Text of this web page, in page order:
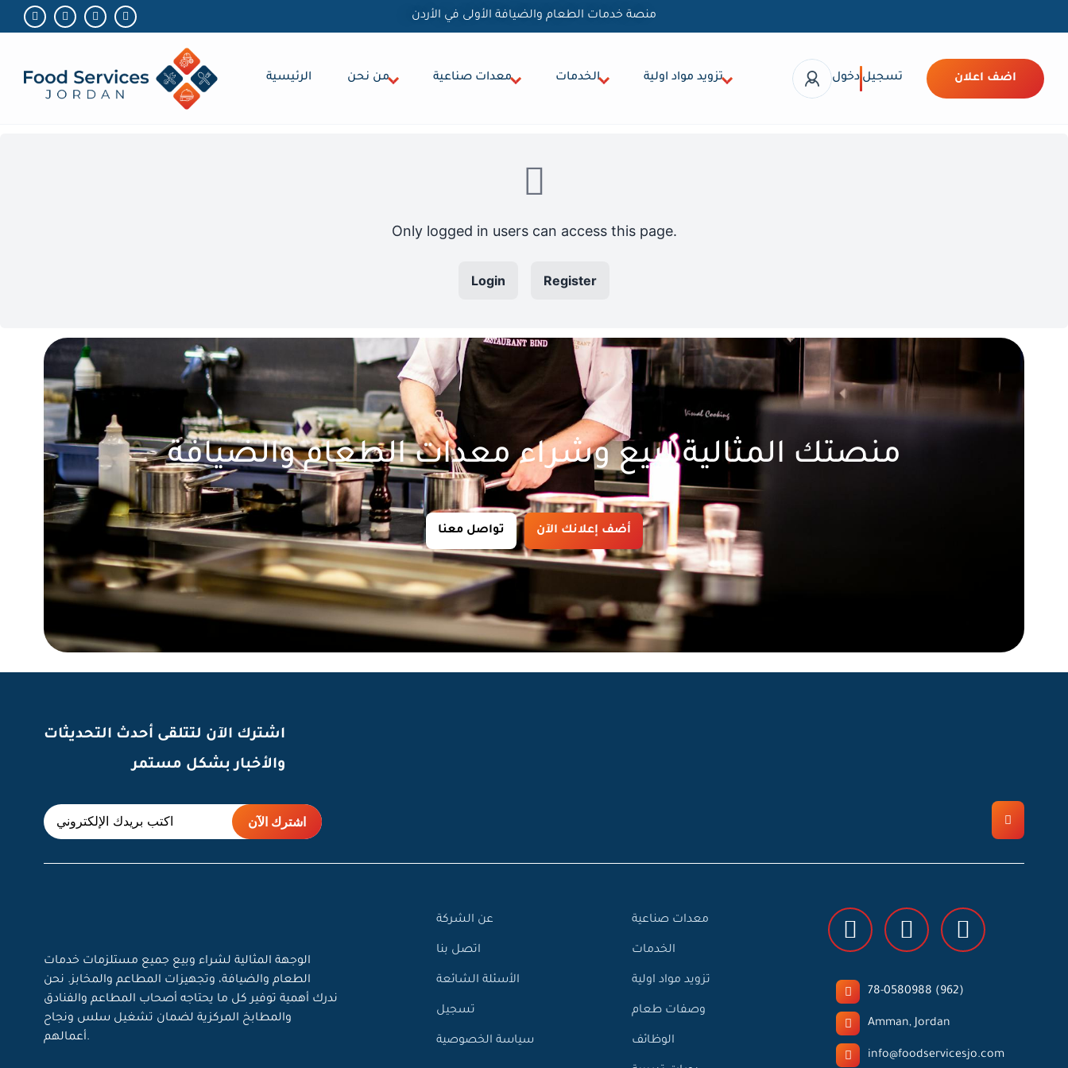
منصة خدمات الطعام والضيافة الأولى في الأردن
الرئيسية من نحن معدات صناعية الخدمات تزويد مواد اولية دخول تسجيل اضف اعلان
Only logged in users can access this page.
Login Register
منصتك المثالية لبيع وشراء معدات الطعام والضيافة
تواصل معنا أضف إعلانك الآن
اشترك الآن لتتلقى أحدث التحديثات
والأخبار بشكل مستمر
الوجهة المثالية لشراء وبيع جميع مستلزمات خدمات
الطعام والضيافة، وتجهيزات المطاعم والمخابز. نحن
ندرك أهمية توفير كل ما يحتاجه أصحاب المطاعم والفنادق
والمطابخ المركزية لضمان تشغيل سلس ونجاح
أعمالهم.
عن الشركة
اتصل بنا
الأسئلة الشائعة
تسجيل
سياسة الخصوصية
معدات صناعية
الخدمات
تزويد مواد اولية
وصفات طعام
الوظائف
78-0580988 (962)
Amman, Jordan
info@foodservicesjo.com